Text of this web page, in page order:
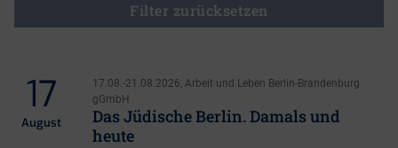
Filter zurücksetzen
17
August
17.08.-21.08.2026, Arbeit und Leben Berlin-Brandenburg
gGmbH
Das Jüdische Berlin. Damals und
heute